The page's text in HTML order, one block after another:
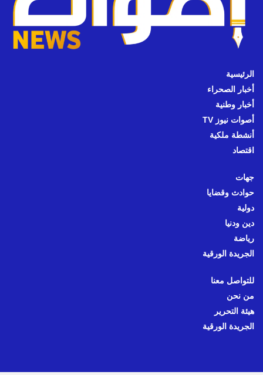
الرئيسية
أخبار الصحراء
أخبار وطنية
أصوات نيوز TV
أنشطة ملكية
اقتصاد
جهات
حوادث وقضايا
دولية
دين ودنيا
رياضة
الجريدة الورقية
للتواصل معنا
من نحن
هيئة التحرير
الجريدة الورقية